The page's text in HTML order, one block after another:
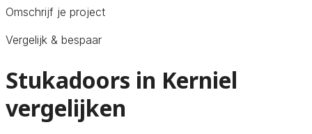
Omschrijf je project
Vergelijk & bespaar
Stukadoors in Kerniel
vergelijken